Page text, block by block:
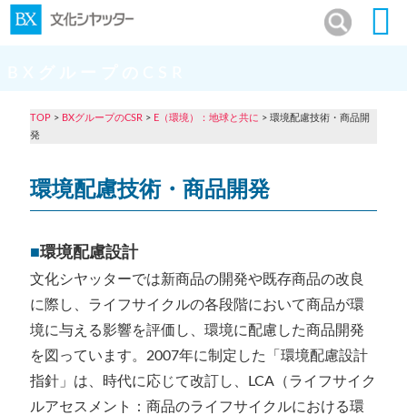
TOP> BXグループのCSR > E（環境）：地球と共に > 環境配慮技術・商品開
発
環境配慮技術・商品開発
■環境配慮設計
文化シヤッターでは新商品の開発や既存商品の改良
に際し、ライフサイクルの各段階において商品が環
境に与える影響を評価し、環境に配慮した商品開発
を図っています。2007年に制定した「環境配慮設計
指針」は、時代に応じて改訂し、LCA（ライフサイク
ルアセスメント：商品のライフサイクルにおける環